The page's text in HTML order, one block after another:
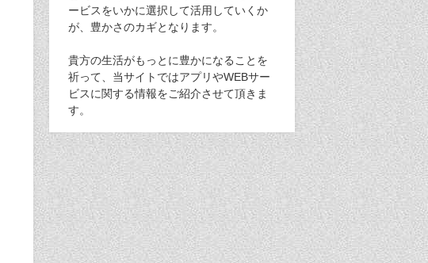
ービスをいかに選択して活用していくか
が、豊かさのカギとなります。
貴方の生活がもっとに豊かになることを
祈って、当サイトではアプリやWEBサー
ビスに関する情報をご紹介させて頂きま
す。